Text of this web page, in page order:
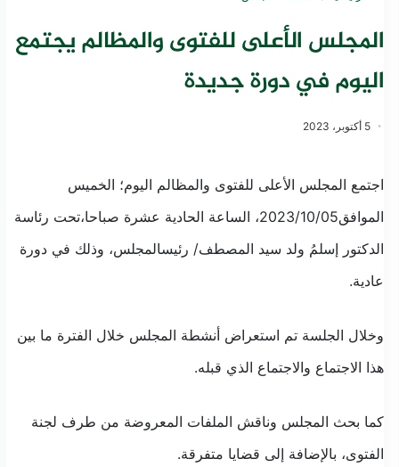
المجلس الأعلى للفتوى والمظالم يجتمع
اليوم في دورة جديدة
5 أكتوبر، 2023
اجتمع المجلس الأعلى للفتوى والمظالم اليوم؛ الخميس
الموافق 2023/10/05 ، الساعة الحادية عشرة صباحا،تحت رئاسة
الدكتور إسلمُ ولد سيد المصطف/ رئيسالمجلس، وذلك في دورة
عادية.
وخلال الجلسة تم استعراض أنشطة المجلس خلال الفترة ما بين
هذا الاجتماع والاجتماع الذي قبله.
كما بحث المجلس وناقش الملفات المعروضة من طرف لجنة
الفتوى، بالإضافة إلى قضايا متفرقة.